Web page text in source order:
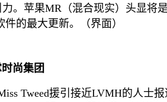
。苹果MR（混合现实）头显将
的最大更新。（界面）
尚集团
Tweed援引接近LVMH的人士